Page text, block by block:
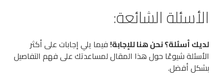
الأسئلة الشائعة:
لديك أسئلة؟ نحن هنا للإجابة! فيما يلي إجابات على أكثر
الأسئلة شيوعًا حول هذا المقال لمساعدتك على فهم التفاصيل
بشكل أفضل.